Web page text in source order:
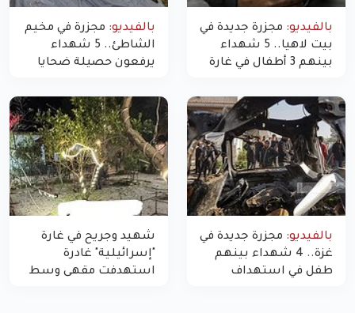
بالفيديو: مجزرة جديدة في
بيت لاهيا.. 5 شهداء
بينهم 3 أطفال في غارة
غزة
بالفيديو: مجزرة في مخيم
الشاطئ.. 5 شهداء
يرفعون حصيلة ضحايا
بالفيديو: مجزرة جديدة في
غزة.. 4 شهداء بينهم
طفل في استهداف
شهيد وجريح في غارة
"إسرائيلية" غادرة
استهدفت مقهى وسط